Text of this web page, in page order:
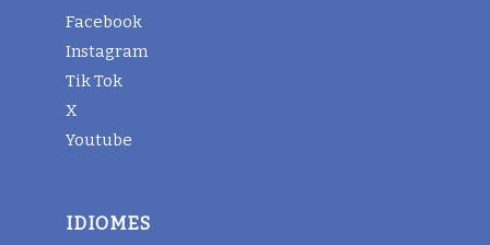
Facebook
Instagram
Tik Tok
X
Youtube
IDIOMES